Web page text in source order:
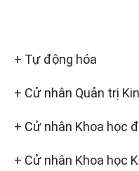
+ Tự động hóa
+ Cử nhân Quản trị
+ Cử nhân Khoa học
+ Cử nhân Khoa học